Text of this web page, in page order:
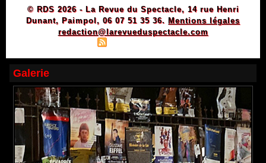
© RDS 2026 - La Revue du Spectacle, 14 rue Henri
Dunant, Paimpol, 06 07 51 35 36. Mentions légales
redaction@larevueduspectacle.com
Galerie